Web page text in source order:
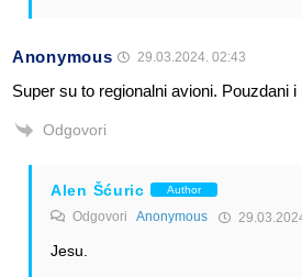
Anonymous 29.03.2024. 02:43
Super su to regionalni avioni. Pouzdani i
Odgovori
Alen Šćuric Author
Odgovori Anonymous
Jesu.